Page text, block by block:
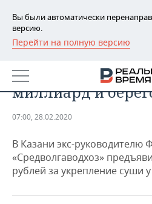
Вы были автоматически
версию.
Перейти на полную версию
РЕГИОНЫ
БАШКОРТОСТАН
ТАТАРСТАН
НОВОСТИ
АНАЛИТИКА
ДЕКЛАРАЦИИ О ДОХОДАХ
НОВОСТИ ЭКОНОМИКИ
ПРОМЫШЛЕННОСТЬ
Ворочал
миллиард и
07:00, 28.02.2020
В Казани экс-руководителю
«Средволгаводхоз»
рублей за укрепление суши